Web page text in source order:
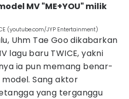
MV "ME+YOU" milik
(youtube.com/JYP Entertainment)
Uhm Tae Goo dikabarkan
lagu baru TWICE, yakni
ia pun memang benar-
Sang aktor
yang terganggu